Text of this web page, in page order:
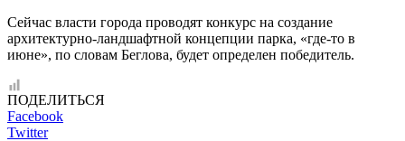
Сейчас власти города проводят конкурс на создание
архитектурно-ландшафтной концепции парка, «где-то в
июне», по словам Беглова, будет определен победитель.
ПОДЕЛИТЬСЯ
Facebook
Twitter